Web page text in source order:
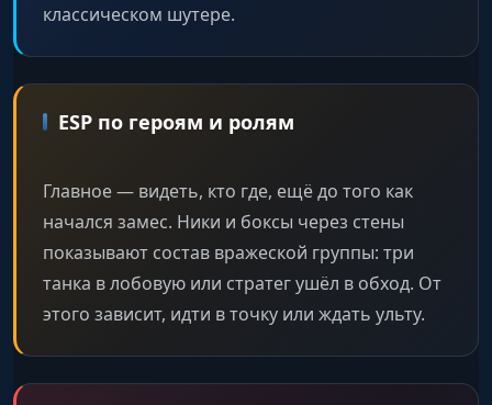
классическом шутере.
ESP по героям и ролям
Главное — видеть, кто где, ещё до того как
начался замес. Ники и боксы через стены
показывают состав вражеской группы: три
танка в лобовую или стратег ушёл в обход. От
этого зависит, идти в точку или ждать ульту.